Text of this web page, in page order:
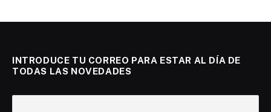
INTRODUCE TU CORREO PARA ESTAR AL DÍA DE
TODAS LAS NOVEDADES